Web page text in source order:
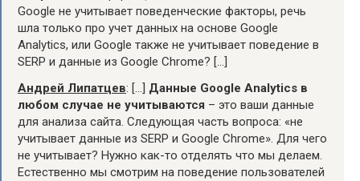
Google не учитывает поведенческие факторы, речь
шла только про учет данных на основе Google
Analytics, или Google также не учитывает поведение в
SERP и данные из Google Chrome? […]
Андрей Липатцев: […] Данные Google Analytics в
любом случае не учитываются – это ваши данные
для анализа сайта. Следующая часть вопроса: «не
учитывает данные из SERP и Google Chrome». Для чего
не учитывает? Нужно как-то отделять что мы делаем.
Естественно мы смотрим на поведение пользователей